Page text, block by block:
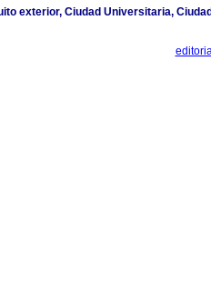
exterior, Ciudad Universitaria,